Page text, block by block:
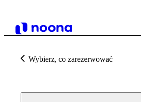
Wybierz, co zarezerwować